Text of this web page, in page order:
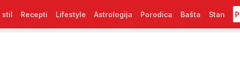
stil Recepti Lifestyle Astrologija Porodica Bašta Stan